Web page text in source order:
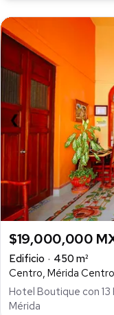
$19,000,000
Edificio
450 m²
Centro, Mérida
Hotel Boutique con 13
Mérida